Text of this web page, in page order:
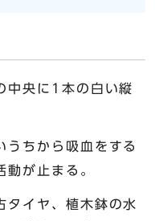
中央に1本の白い縦
うちから吸血をする
動が止まる。
タイヤ、植木鉢の水